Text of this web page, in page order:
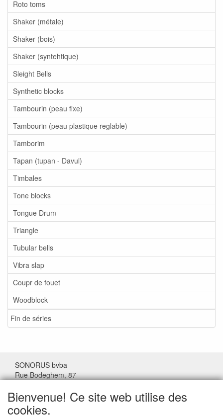
Roto toms
Shaker (métale)
Shaker (bois)
Shaker (syntehtique)
Sleight Bells
Synthetic blocks
Tambourin (peau fixe)
Tambourin (peau plastique reglable)
Tamborim
Tapan (tupan - Davul)
Timbales
Tone blocks
Tongue Drum
Triangle
Tubular bells
Vibra slap
Coupr de fouet
Woodblock
Fin de séries
SONORUS bvba
Rue Bodeghem, 87
Belgique
Bienvenue! Ce site web utilise des
cookies.